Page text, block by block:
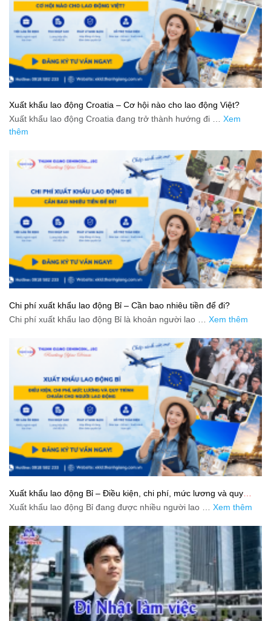
Xuất khẩu lao động Croatia – Cơ hội nào cho lao động Việt?
Xuất khẩu lao động Croatia đang trở thành hướng đi … Xem
thêm
Chi phí xuất khẩu lao động Bỉ – Cần bao nhiêu tiền để đi?
Chi phí xuất khẩu lao động Bỉ là khoản người lao … Xem thêm
Xuất khẩu lao động Bỉ – Điều kiện, chi phí, mức lương và quy
trình chuẩn cho người lao động
Xuất khẩu lao động Bỉ đang được nhiều người lao … Xem thêm